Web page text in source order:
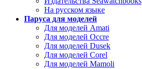
На русском языке
Паруса для моделей
Для моделей Amati
Для моделей Occre
Для моделей Dusek
Для моделей Corel
Для моделей Mamoli